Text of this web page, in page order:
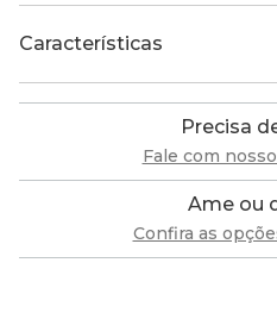
Características
Precisa
Fale com
Ame ou
Confira as